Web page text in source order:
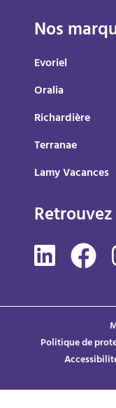
Nos
Evoriel
Oralia
Richardière
Terranae
Lamy Vacances
Politique de